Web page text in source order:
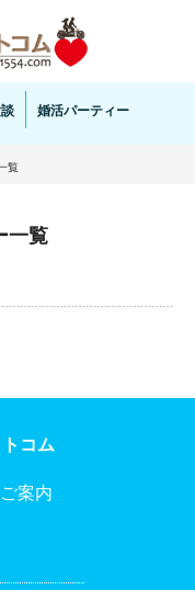
の結婚カウンセラーがサポートいた
婚活パーティー
覧
一覧
コム
案内